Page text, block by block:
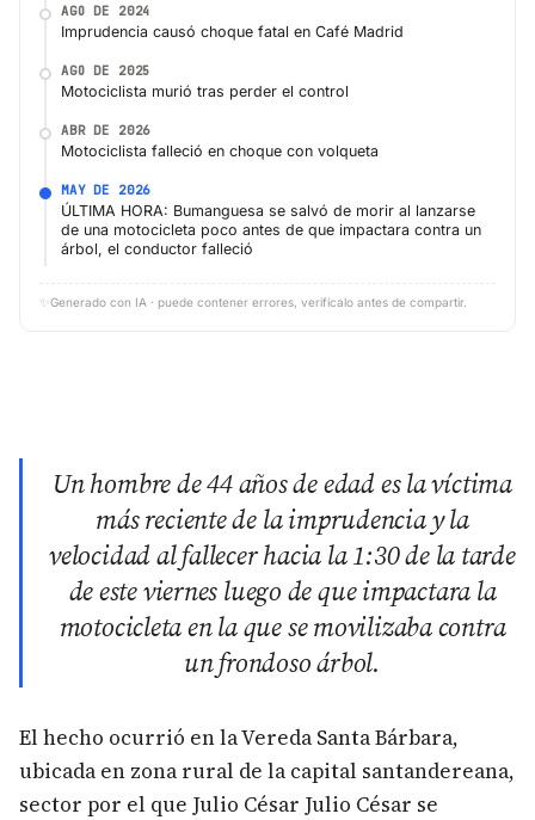
AGO DE 2024
Imprudencia causó choque fatal en Café Madrid
AGO DE 2025
Motociclista murió tras perder el control
ABR DE 2026
Motociclista falleció en choque con volqueta
MAY DE 2026
ÚLTIMA HORA: Bumanguesa se salvó de morir al lanzarse
de una motocicleta poco antes de que impactara contra un
árbol, el conductor falleció
✨ Generado con IA · puede contener errores, verifícalo antes de compartir.
Un hombre de 44 años de edad es la víctima
más reciente de la imprudencia y la
velocidad al fallecer hacia la 1:30 de la tarde
de este viernes luego de que impactara la
motocicleta en la que se movilizaba contra
un frondoso árbol.
El hecho ocurrió en la Vereda Santa Bárbara,
ubicada en zona rural de la capital santandereana,
sector por el que Julio César Julio César se